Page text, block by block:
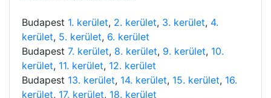
Budapest 1. kerület, 2. kerület, 3. kerület, 4.
kerület, 5. kerület, 6. kerület
Budapest 7. kerület, 8. kerület, 9. kerület, 10.
kerület, 11. kerület, 12. kerület
Budapest 13. kerület, 14. kerület, 15. kerület, 16.
kerület, 17. kerület, 18. kerület